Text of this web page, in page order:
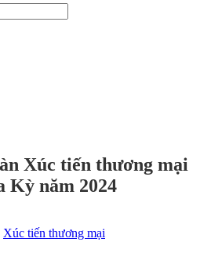
Xúc tiến thương mại
Kỳ năm 2024
Xúc tiến thương mại